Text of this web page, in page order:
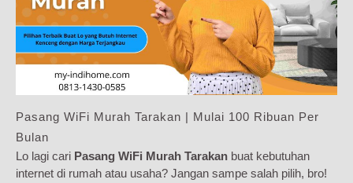
Pasang WiFi Murah Tarakan | Mulai 100 Ribuan Per
Bulan
Lo lagi cari Pasang WiFi Murah Tarakan buat kebutuhan
internet di rumah atau usaha? Jangan sampe salah pilih, bro!